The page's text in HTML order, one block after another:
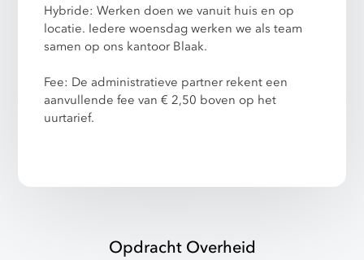
Hybride: Werken doen we vanuit huis en op
locatie. Iedere woensdag werken we als team
samen op ons kantoor Blaak.
Fee: De administratieve partner rekent een
aanvullende fee van € 2,50 boven op het
uurtarief.
Opdracht Overheid